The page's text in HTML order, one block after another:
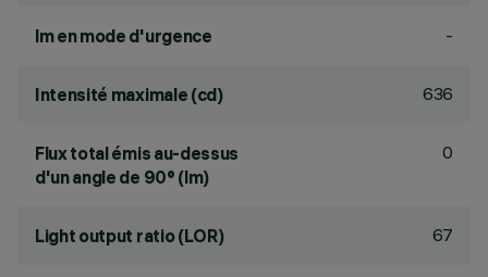
lm en mode d'urgence -
Intensité maximale (cd) 636
Flux total émis au-dessus
d'un angle de 90° (lm)
0
Light output ratio (LOR) 67